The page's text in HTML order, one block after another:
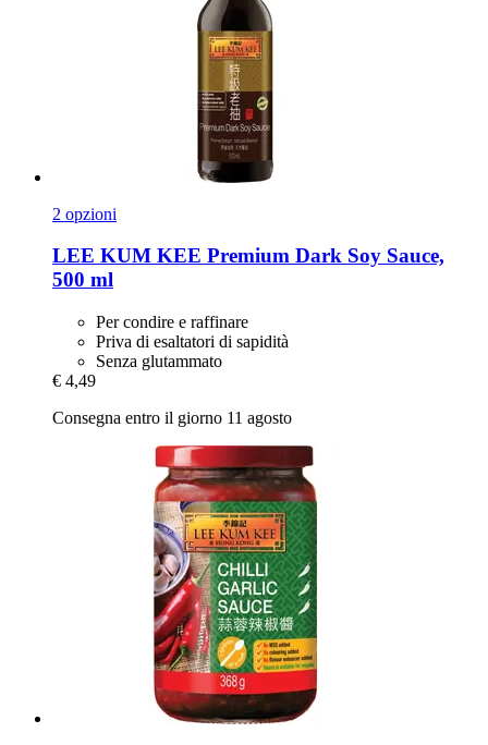
2 opzioni
LEE KUM KEE Premium Dark Soy Sauce,
500 ml
Per condire e raffinare
Priva di esaltatori di sapidità
Senza glutammato
€ 4,49
Consegna entro il giorno 11 agosto